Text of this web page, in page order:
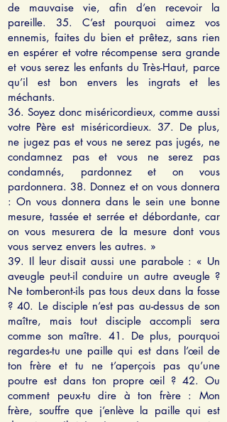
de mauvaise vie, afin d’en recevoir la
pareille. 35. C’est pourquoi aimez vos
ennemis, faites du bien et prêtez, sans rien
en espérer et votre récompense sera grande
et vous serez les enfants du Très-Haut, parce
qu’il est bon envers les ingrats et les
méchants.
36. Soyez donc miséricordieux, comme aussi
votre Père est miséricordieux. 37. De plus,
ne jugez pas et vous ne serez pas jugés, ne
condamnez pas et vous ne serez pas
condamnés, pardonnez et on vous
pardonnera. 38. Donnez et on vous donnera
: On vous donnera dans le sein une bonne
mesure, tassée et serrée et débordante, car
on vous mesurera de la mesure dont vous
vous servez envers les autres. »
39. Il leur disait aussi une parabole : « Un
aveugle peut-il conduire un autre aveugle ?
Ne tomberont-ils pas tous deux dans la fosse
? 40. Le disciple n’est pas au-dessus de son
maître, mais tout disciple accompli sera
comme son maître. 41. De plus, pourquoi
regardes-tu une paille qui est dans l’œil de
ton frère et tu ne t’aperçois pas qu’une
poutre est dans ton propre œil ? 42. Ou
comment peux-tu dire à ton frère : Mon
frère, souffre que j’enlève la paille qui est